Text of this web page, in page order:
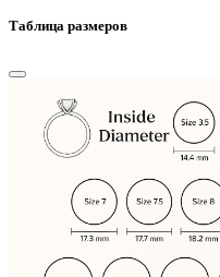
Таблица размеров